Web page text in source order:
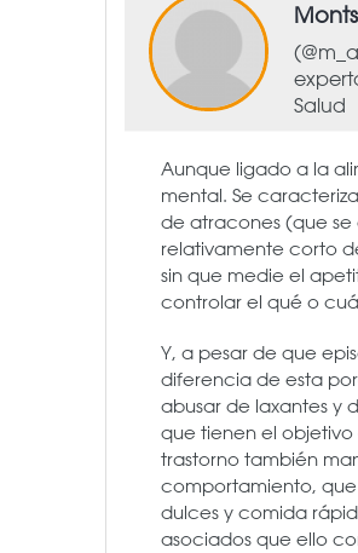
Salud
Aunque ligado a la
mental. Se
de atracones (que se
relativamente corto
sin que medie el
controlar el qué o
Y, a pesar de que
diferencia de esta
abusar de laxantes y
que tienen el
trastorno también
comportamiento,
dulces y comida
asociados que ello